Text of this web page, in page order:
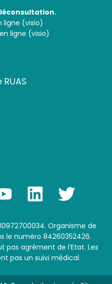
ligne (visio)
ligne (visio)
Organisme de
le numéro 84260352426.
agrément de l’Etat. Les
pas un suivi médical.